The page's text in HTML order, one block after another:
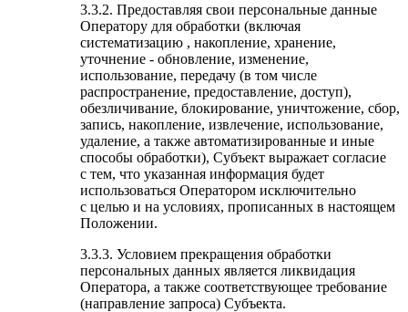
3.3.2. Предоставляя свои персональные данные
Оператору для обработки (включая
систематизацию , накопление, хранение,
уточнение - обновление, изменение,
использование, передачу (в том числе
распространение, предоставление, доступ),
обезличивание, блокирование, уничтожение, сбор,
запись, накопление, извлечение, использование,
удаление, а также автоматизированные и иные
способы обработки), Субъект выражает согласие
с тем, что указанная информация будет
использоваться Оператором исключительно
с целью и на условиях, прописанных в настоящем
Положении.
3.3.3. Условием прекращения обработки
персональных данных является ликвидация
Оператора, а также соответствующее требование
(направление запроса) Субъекта.